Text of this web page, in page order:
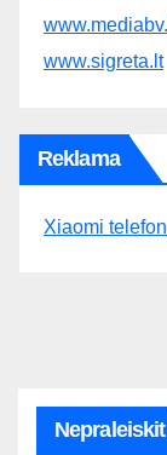
www.sigreta.lt
Reklama
Xiaomi
Nepraleiskit